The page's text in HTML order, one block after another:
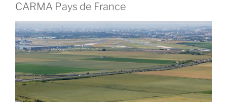
CARMA Pays de France